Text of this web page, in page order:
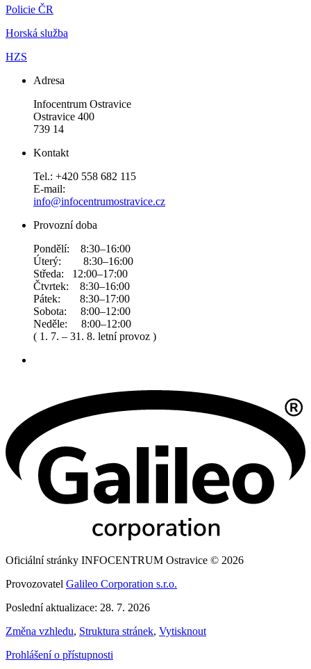
Policie ČR
Horská služba
HZS
Adresa
Infocentrum Ostravice
Ostravice 400
739 14
Kontakt
Tel.: +420 558 682 115
E-mail:
info@infocentrumostravice.cz
Provozní doba
Pondělí: 8:30–16:00
Úterý: 8:30–16:00
Středa: 12:00–17:00
Čtvrtek: 8:30–16:00
Pátek: 8:30–17:00
Sobota: 8:00–12:00
Neděle: 8:00–12:00
( 1. 7. – 31. 8. letní provoz )
Oficiální stránky INFOCENTRUM Ostravice © 2026
Provozovatel Galileo Corporation s.r.o.
Poslední aktualizace: 28. 7. 2026
Změna vzhledu, Struktura stránek, Vytisknout
Prohlášení o přístupnosti